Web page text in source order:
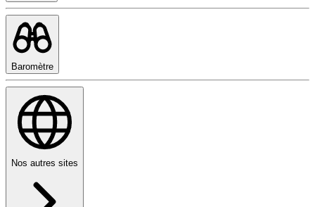
Baromètre
Nos autres sites